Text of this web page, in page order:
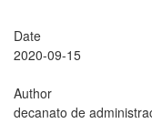
Date
2020-09-15
Author
decanato de